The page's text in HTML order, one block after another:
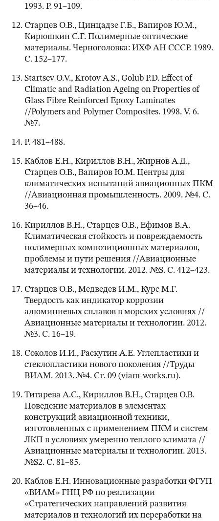
1993. P. 91–109.
Старцев О.В., Цинцадзе Г.Б., Вапиров Ю.М.,
Кирюшкин С.Г. Полимерные оптические
материалы. Черноголовка: ИХФ АН СССР. 1989.
С. 152–177.
Startsev O.V., Krotov A.S., Golub P.D. Effect of
Climatic and Radiation Ageing on Properties of
Glass Fibre Reinforced Epoxy Laminates
//Polymers and Polymer Composites. 1998. V. 6.
№7.
P. 481–488.
Каблов Е.Н., Кириллов В.Н., Жирнов А.Д.,
Старцев О.В., Вапиров Ю.М. Центры для
климатических испытаний авиационных ПКМ
//Авиационная промышленность. 2009. №4. С.
36–46.
Кириллов В.Н., Старцев О.В., Ефимов В.А.
Климатическая стойкость и повреждаемость
полимерных композиционных материалов,
проблемы и пути решения //Авиационные
материалы и технологии. 2012. №S. С. 412–423.
Старцев О.В., Медведев И.М., Курс М.Г.
Твердость как индикатор коррозии
алюминиевых сплавов в морских условиях //
Авиационные материалы и технологии. 2012.
№3. С. 16–19.
Соколов И.И., Раскутин А.Е. Углепластики и
стеклопластики нового поколения //Труды
ВИАМ. 2013. №4. Ст. 09 (viam-works.ru).
Титарева А.С., Кириллов В.Н., Старцев О.В.
Поведение материалов в элементах
конструкций авиационной техники,
изготовленных с применением ПКМ и систем
ЛКП в условиях умеренно теплого климата //
Авиационные материалы и технологии. 2013.
№S2. С. 81–85.
Каблов Е.Н. Инновационные разработки ФГУП
«ВИАМ» ГНЦ РФ по реализации
«Стратегических направлений развития
материалов и технологий их переработки на